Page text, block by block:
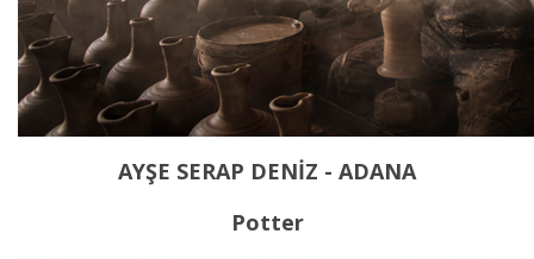
AYŞE SERAP DENİZ - ADANA
Potter